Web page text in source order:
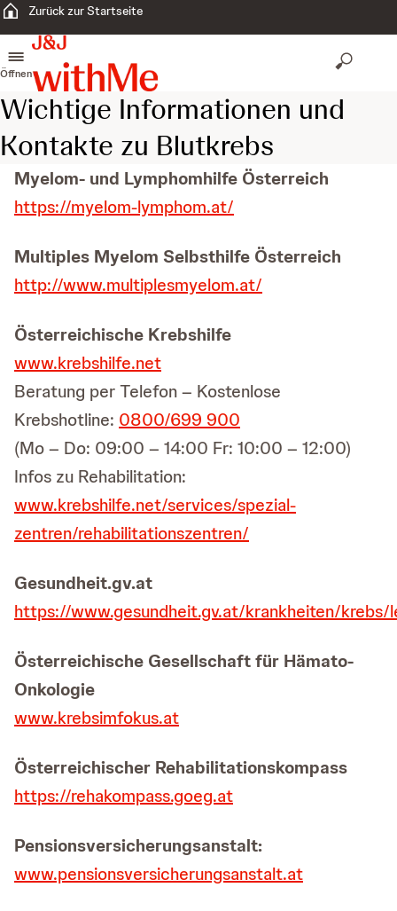
Zurück zur Startseite
Öffnen
Wichtige Informationen und
Kontakte zu Blutkrebs
Myelom- und Lymphomhilfe Österreich
https://myelom-lymphom.at/
Multiples Myelom Selbsthilfe Österreich
http://www.multiplesmyelom.at/
Österreichische Krebshilfe
www.krebshilfe.net
Beratung per Telefon – Kostenlose
Krebshotline: 0800/699 900
(Mo – Do: 09:00 – 14:00 Fr: 10:00 – 12:00)
Infos zu Rehabilitation:
www.krebshilfe.net/services/spezial-
zentren/rehabilitationszentren/
Gesundheit.gv.at
https://www.gesundheit.gv.at/krankheiten/krebs/
Österreichische Gesellschaft für Hämato-
Onkologie
www.krebsimfokus.at
Österreichischer Rehabilitationskompass
https://rehakompass.goeg.at
Pensionsversicherungsanstalt:
www.pensionsversicherungsanstalt.at